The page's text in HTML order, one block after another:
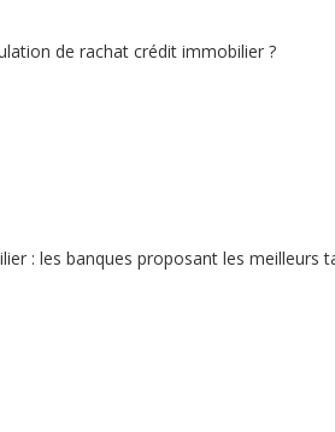
de rachat crédit immobilier ?
: les banques proposant les meilleurs